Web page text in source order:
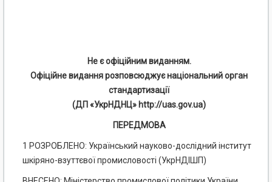
Не є офіційним виданням.
Офіційне видання розповсюджує національний орган
стандартизації
(ДП «УкрНДНЦ» http://uas.gov.ua)
ПЕРЕДМОВА
1 РОЗРОБЛЕНО: Український науково-дослідний інститут
шкіряно-взуттєвої промисловості (УкрНДІШП)